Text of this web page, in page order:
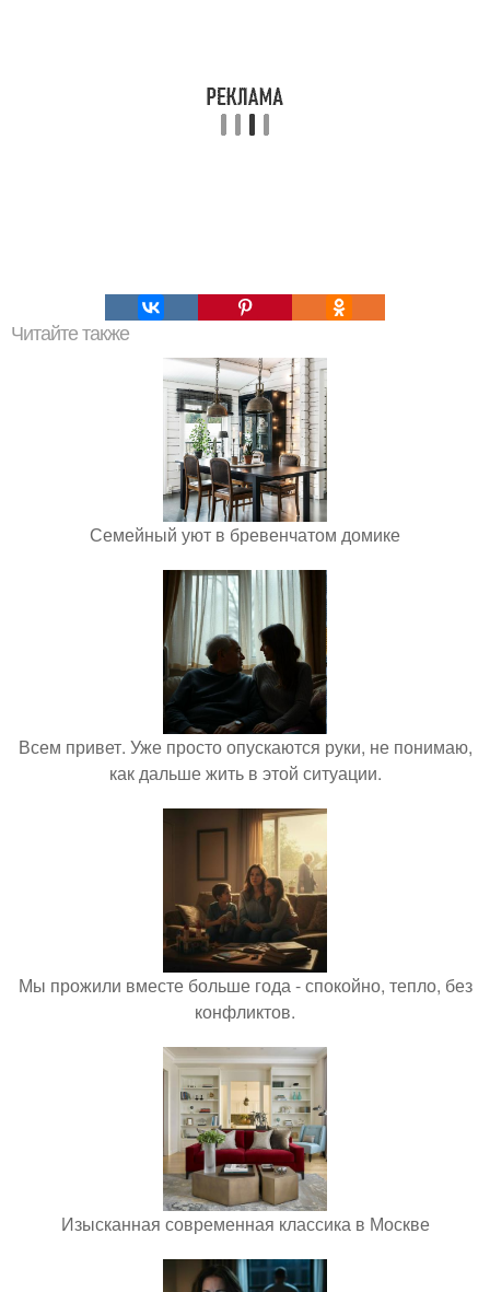
Читайте также
Семейный уют в бревенчатом домике
Всем привет. Уже просто опускаются руки, не понимаю,
как дальше жить в этой ситуации.
Мы прожили вместе больше года - спокойно, тепло, без
конфликтов.
Изысканная современная классика в Москве